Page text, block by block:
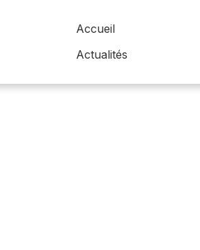
Accueil
Actualités